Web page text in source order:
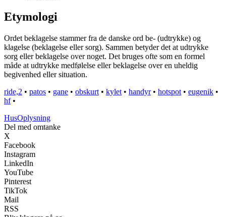
Etymologi
Ordet beklagelse stammer fra de danske ord be- (udtrykke) og
klagelse (beklagelse eller sorg). Sammen betyder det at udtrykke
sorg eller beklagelse over noget. Det bruges ofte som en formel
måde at udtrykke medfølelse eller beklagelse over en uheldig
begivenhed eller situation.
ride,2 • patos • gane • obskurt • kylet • handyr• hotspot • eugenik •
hf•
HusOplysning
Del med omtanke
X
Facebook
Instagram
LinkedIn
YouTube
Pinterest
TikTok
Mail
RSS